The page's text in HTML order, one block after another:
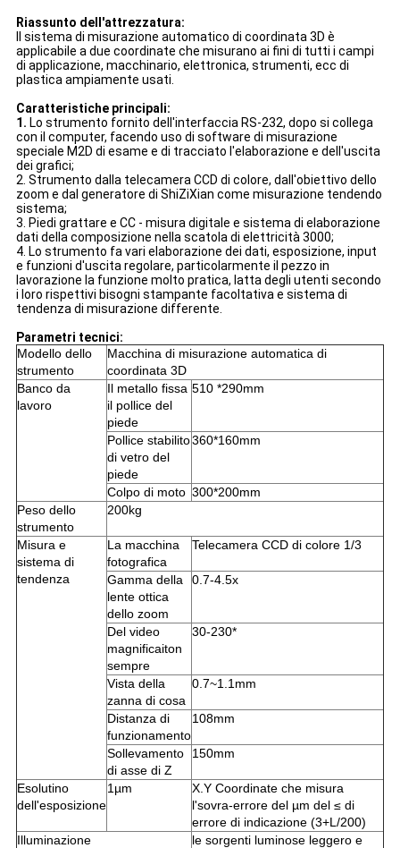
Riassunto dell'attrezzatura:
Il sistema di misurazione automatico di coordinata 3D è
applicabile a due coordinate che misurano ai fini di tutti i campi
di applicazione, macchinario, elettronica, strumenti, ecc di
plastica ampiamente usati.
Caratteristiche principali:
1. Lo strumento fornito dell'interfaccia RS-232, dopo si collega
con il computer, facendo uso di software di misurazione
speciale M2D di esame e di tracciato l'elaborazione e dell'uscita
dei grafici;
2. Strumento dalla telecamera CCD di colore, dall'obiettivo dello
zoom e dal generatore di ShiZiXian come misurazione tendendo
sistema;
3. Piedi grattare e CC - misura digitale e sistema di elaborazione
dati della composizione nella scatola di elettricità 3000;
4. Lo strumento fa vari elaborazione dei dati, esposizione, input
e funzioni d'uscita regolare, particolarmente il pezzo in
lavorazione la funzione molto pratica, latta degli utenti secondo
i loro rispettivi bisogni stampante facoltativa e sistema di
tendenza di misurazione differente.
Parametri tecnici:
Modello dello
strumento
Macchina di misurazione automatica di
coordinata 3D
Banco da
lavoro
Il metallo fissa
il pollice del
piede
510 *290mm
Pollice stabilito
di vetro del
piede
360*160mm
Colpo di moto 300*200mm
Peso dello
strumento
200kg
Misura e
sistema di
tendenza
La macchina
fotografica
Telecamera CCD di colore 1/3
Gamma della
lente ottica
dello zoom
0.7-4.5x
Del video
magnificaiton
sempre
30-230*
Vista della
zanna di cosa
0.7~1.1mm
Distanza di
funzionamento
108mm
Sollevamento
di asse di Z
150mm
Esolutino
dell'esposizione
1µm
X.Y Coordinate che misura
l'sovra-errore del µm del ≤ di
errore di indicazione (3+L/200)
Illuminazione
le sorgenti luminose leggero e